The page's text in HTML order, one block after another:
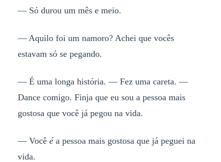
— Só durou um mês e meio.
— Aquilo foi um namoro? Achei que vocês
estavam só se pegando.
— É uma longa história. — Fez uma careta. —
Dance comigo. Finja que eu sou a pessoa mais
gostosa que você já pegou na vida.
— Você éa pessoa mais gostosa que já peguei na
vida.